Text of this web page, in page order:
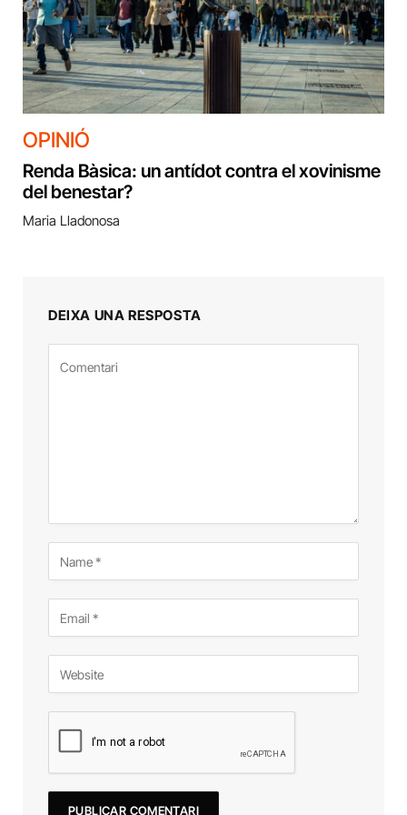
OPINIÓ
Renda Bàsica: un antídot contra el xovinisme
del benestar?
Maria Lladonosa
DEIXA UNA RESPOSTA